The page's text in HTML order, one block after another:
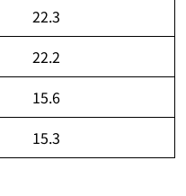
22.3
22.2
15.6
15.3